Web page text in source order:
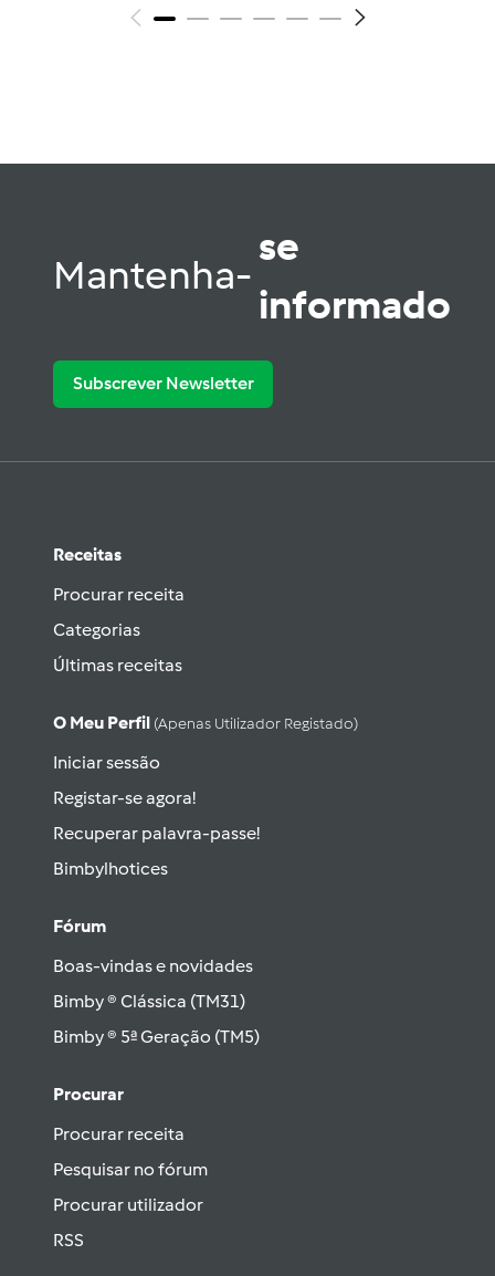
Mantenha-
se
informado
Subscrever Newsletter
Receitas
Procurar receita
Categorias
Últimas receitas
O Meu Perfil (apenas Utilizador Registado)
Iniciar sessão
Registar-se agora!
Recuperar palavra-passe!
Bimbylhotices
Fórum
Boas-vindas e novidades
Bimby ® Clássica (TM31)
Bimby ® 5ª Geração (TM5)
Procurar
Procurar receita
Pesquisar no fórum
Procurar utilizador
RSS